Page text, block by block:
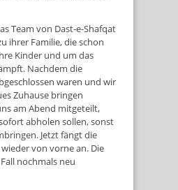
Team von Dast-e-Shafqat
ihrer Familie, die schon
Kinder und um das
Nachdem die
waren und wir
Zuhause bringen
am Abend mitgeteilt,
abholen sollen, sonst
Jetzt fängt die
von vorne an. Die
nochmals neu